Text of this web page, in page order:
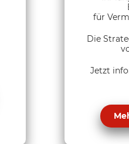
für
Die
Jetzt